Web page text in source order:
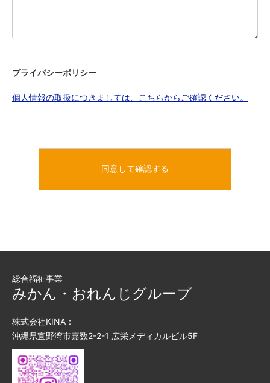
プライバシーポリシー
個人情報の取扱につきましては、こちらからご確認ください。
総合福祉事業
みかん・おれんじグループ
株式会社KINA：
沖縄県宜野湾市嘉数2-2-1 広栄メディカルビル5F